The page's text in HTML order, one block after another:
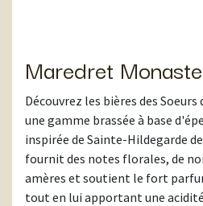
Maredret
Découvrez les bières des
une gamme brassée à base
inspirée de Sainte-Hildegarde
fournit des notes florales, de
amères et soutient le fort
tout en lui apportant une